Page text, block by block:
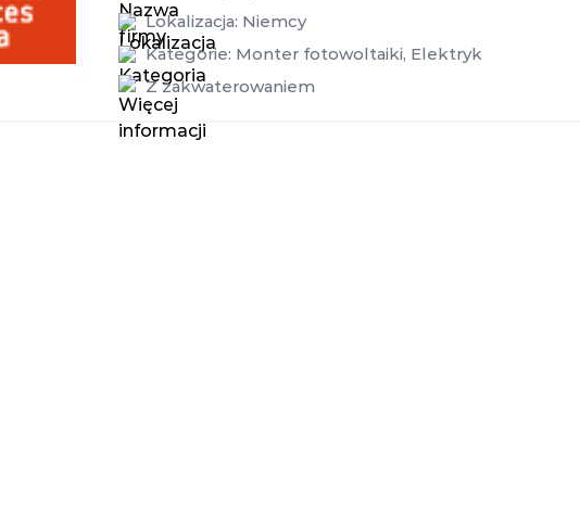
Lokalizacja: Niemcy
Kategorie: Monter fotowoltaiki, Elektryk
Z zakwaterowaniem